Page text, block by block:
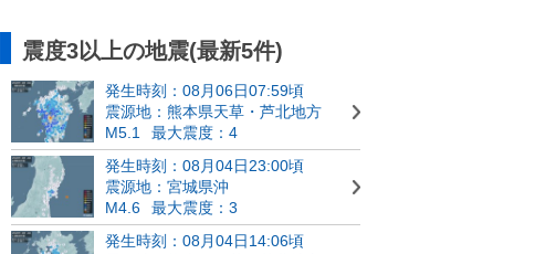
震度3以上の地震(最新5件)
発生時刻：08月06日07:59頃
震源地：熊本県天草・芦北地方
M5.1
最大震度：4
発生時刻：08月04日23:00頃
震源地：宮城県沖
M4.6
最大震度：3
発生時刻：08月04日14:06頃